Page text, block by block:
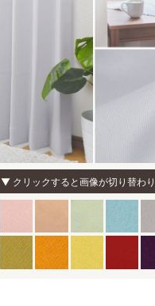
▼ クリックすると画像が切り替わ